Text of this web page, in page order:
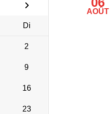
Di
2
9
16
23
AOÛT